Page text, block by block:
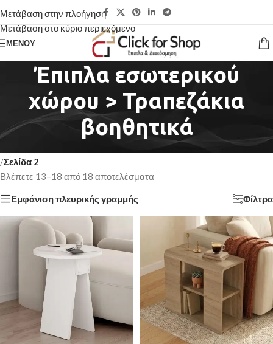
Μετάβαση στην πλοήγηση
Μετάβαση στο κύριο περιεχόμενο
ΜΕΝΟΎ
Έπιπλα εσωτερικού
χώρου > Τραπεζάκια
βοηθητικά
Έπιπλα εσωτερικού χώρου > Τραπεζάκια βοηθητικά
/Σελίδα 2
Βλέπετε 13–18 από 18 αποτελέσματα
Εμφάνιση πλευρικής γραμμής Φίλτρα